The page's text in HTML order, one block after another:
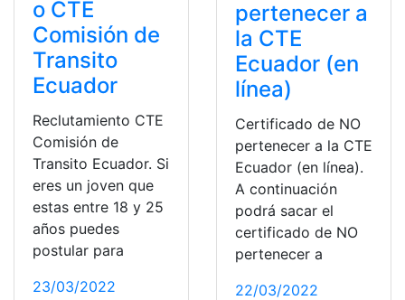
o CTE
Comisión de
Transito
Ecuador
Reclutamiento CTE
Comisión de
Transito Ecuador. Si
eres un joven que
estas entre 18 y 25
años puedes
postular para
23/03/2022
pertenecer a
la CTE
Ecuador (en
línea)
Certificado de NO
pertenecer a la CTE
Ecuador (en línea).
A continuación
podrá sacar el
certificado de NO
pertenecer a
22/03/2022